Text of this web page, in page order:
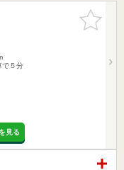
お気に入
りに追加
で５分
見る